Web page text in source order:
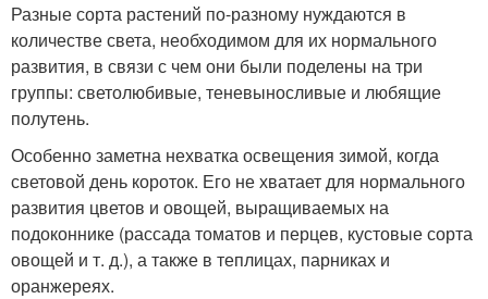
Разные сорта растений по-разному нуждаются в
количестве света, необходимом для их нормального
развития, в связи с чем они были поделены на три
группы: светолюбивые, теневыносливые и любящие
полутень.
Особенно заметна нехватка освещения зимой, когда
световой день короток. Его не хватает для нормального
развития цветов и овощей, выращиваемых на
подоконнике (рассада томатов и перцев, кустовые сорта
овощей и т. д.), а также в теплицах, парниках и
оранжереях.